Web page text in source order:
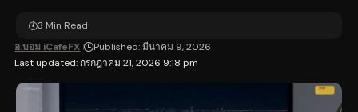
Last updated: กรกฎาคม 21, 2026 9:18 pm
อ.บอม iCafeFX Published: มีนาคม 9, 2026
3 Min Read